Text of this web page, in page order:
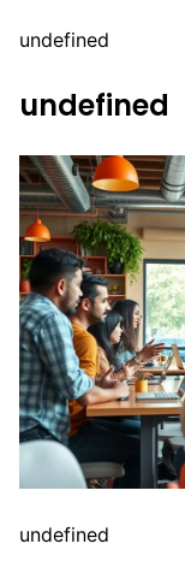
undefined
undefined
undefined